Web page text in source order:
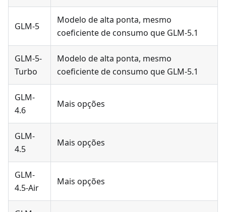
GLM-5
Modelo de alta ponta, mesmo
coeficiente de consumo que GLM-5.1
GLM-5-
Turbo
Modelo de alta ponta, mesmo
coeficiente de consumo que GLM-5.1
GLM-
4.6
Mais opções
GLM-
4.5
Mais opções
GLM-
4.5-Air
Mais opções